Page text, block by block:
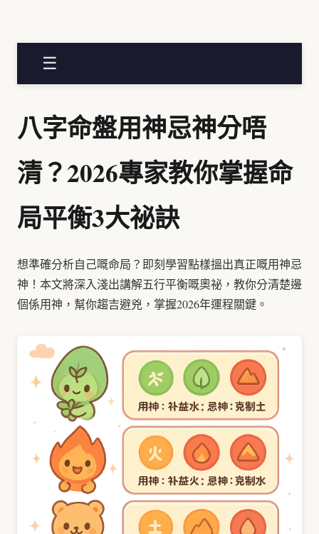
☰
八字命盤用神忌神分唔
清？2026專家教你掌握命
局平衡3大祕訣
想準確分析自己嘅命局？即刻學習點樣搵出真正嘅用神忌
神！本文將深入淺出講解五行平衡嘅奧祕，教你分清楚邊
個係用神，幫你趨吉避兇，掌握2026年運程關鍵。